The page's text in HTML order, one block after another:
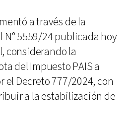
a través de la
N° 5559/24 publicada hoy
considerando la
del Impuesto PAIS a
el Decreto 777/2024, con
a la estabilización de